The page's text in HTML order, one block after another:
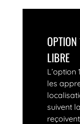
LIBRE
L’option
les
suivent